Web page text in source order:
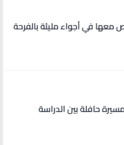
في أجواء مليئة بالفرحة
عبد العزيز: مسيرة حافلة بين الدراسة